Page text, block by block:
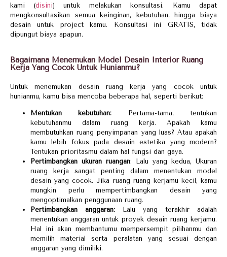
kami (disini) untuk melakukan konsultasi. Kamu dapat
mengkonsultasikan semua keinginan, kebutuhan, hingga biaya
desain untuk project kamu. Konsultasi ini GRATIS, tidak
dipungut biaya apapun.
Bagaimana Menemukan Model Desain Interior Ruang
Kerja Yang Cocok Untuk Hunianmu?
Untuk menemukan desain ruang kerja yang cocok untuk
hunianmu, kamu bisa mencoba beberapa hal, seperti berikut:
Mentukan kebutuhan: Pertama-tama, tentukan
kebutuhanmu dalam ruang kerja. Apakah kamu
membutuhkan ruang penyimpanan yang luas? Atau apakah
kamu lebih fokus pada desain estetika yang modern?
Tentukan prioritasmu dalam hal fungsi dan gaya.
Pertimbangkan ukuran ruangan: Lalu yang kedua, Ukuran
ruang kerja sangat penting dalam menentukan model
desain yang cocok. Jika ruang ruang kerjamu kecil, kamu
mungkin perlu mempertimbangkan desain yang
mengoptimalkan penggunaan ruang.
Pertimbangkan anggaran: Lalu yang terakhir adalah
menentukan anggaran untuk proyek desain ruang kerjamu.
Hal ini akan membantumu mempersempit pilihanmu dan
memilih material serta peralatan yang sesuai dengan
anggaran yang dimiliki.